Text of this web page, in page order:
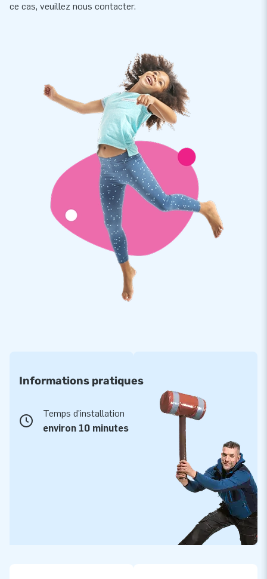
ce cas, veuillez nous contacter.
Informations pratiques
Temps d'installation
environ 10 minutes